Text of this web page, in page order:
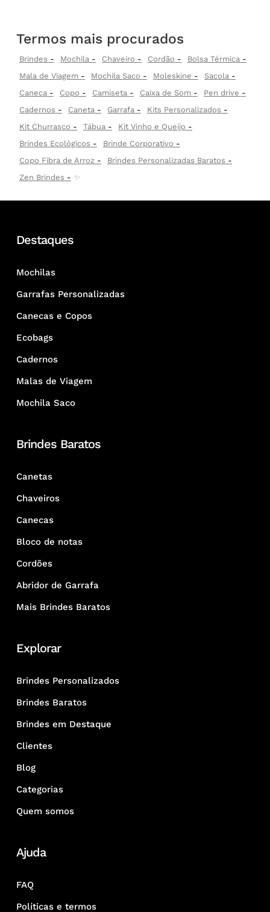
Termos mais procurados
Brindes Mochila Chaveiro Cordão
Bolsa Térmica
Mala de Viagem
Mochila Saco Moleskine
Sacola
Caneca
Copo Camiseta Caixa de Som
Pen drive
Cadernos
Caneta Garrafa
Kits Personalizados
Kit Churrasco
Tábua
Kit Vinho e Queijo
Brindes Ecológicos
Brinde Corporativo
Copo Fibra de Arroz
Brindes Personalizadas Baratos
Zen Brindes
✨
Destaques
Mochilas
Garrafas Personalizadas
Canecas e Copos
Ecobags
Cadernos
Malas de Viagem
Mochila Saco
Brindes Baratos
Canetas
Chaveiros
Canecas
Bloco de notas
Cordões
Abridor de Garrafa
Mais Brindes Baratos
Explorar
Brindes Personalizados
Brindes Baratos
Brindes em Destaque
Clientes
Blog
Categorias
Quem somos
Ajuda
FAQ
Políticas e termos